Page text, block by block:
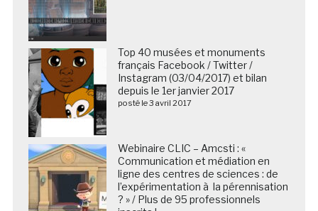
Top 40 musées et monuments
français Facebook / Twitter /
Instagram (03/04/2017) et bilan
depuis le 1er janvier 2017
posté le 3 avril 2017
Webinaire CLIC – Amcsti : «
Communication et médiation en
ligne des centres de sciences : de
l’expérimentation à la pérennisation
? » / Plus de 95 professionnels